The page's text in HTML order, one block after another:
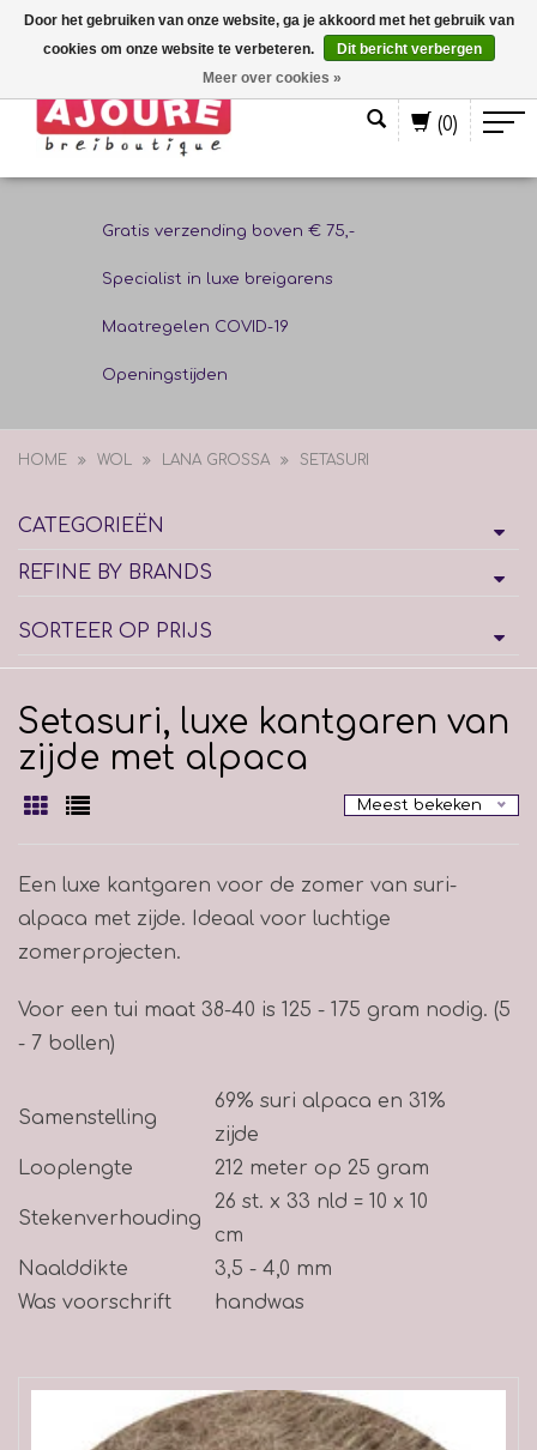
(0)
Gratis verzending boven € 75,-
Specialist in luxe breigarens
Maatregelen COVID-19
Openingstijden
HOME WOL LANA GROSSA SETASURI
CATEGORIEËN
REFINE BY BRANDS
SORTEER OP PRIJS
Setasuri, luxe kantgaren van
zijde met alpaca
Meest bekeken
Een luxe kantgaren voor de zomer van suri-
alpaca met zijde. Ideaal voor luchtige
zomerprojecten.
Voor een tui maat 38-40 is 125 - 175 gram nodig. (5
- 7 bollen)
Samenstelling
69% suri alpaca en 31%
zijde
Looplengte
212 meter op 25 gram
Stekenverhouding
26 st. x 33 nld = 10 x 10
cm
Naalddikte
3,5 - 4,0 mm
Was voorschrift
handwas
Door het gebruiken van onze website, ga je akkoord met het gebruik van
cookies om onze website te verbeteren.
Dit bericht verbergen
Meer over cookies »